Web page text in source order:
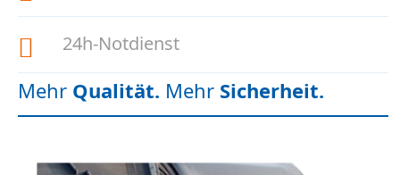
24h-Notdienst
Mehr Qualität. Mehr Sicherheit.